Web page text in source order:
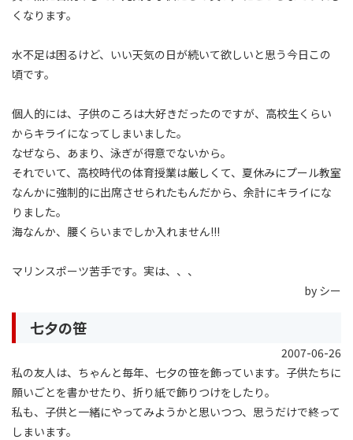
くなります。
水不足は困るけど、いい天気の日が続いて欲しいと思う今日この
頃です。
個人的には、子供のころは大好きだったのですが、高校生くらい
からキライになってしまいました。
なぜなら、あまり、泳ぎが得意でないから。
それでいて、高校時代の体育授業は厳しくて、夏休みにプール教室
なんかに強制的に出席させられたもんだから、余計にキライにな
りました。
海なんか、腰くらいまでしか入れません!!!
マリンスポーツ苦手です。実は、、、
by シー
七夕の笹
2007-06-26
私の友人は、ちゃんと毎年、七夕の笹を飾っています。子供たちに
願いごとを書かせたり、折り紙で飾りつけをしたり。
私も、子供と一緒にやってみようかと思いつつ、思うだけで終って
しまいます。